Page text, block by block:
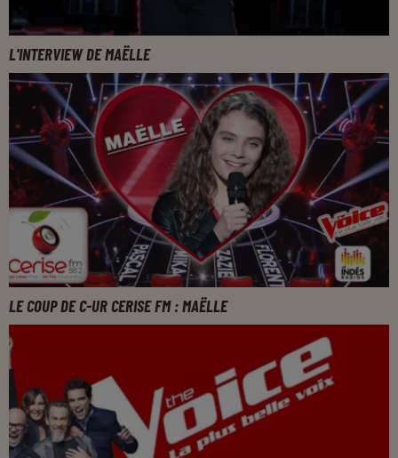
L'INTERVIEW DE MAËLLE
LE COUP DE C-UR CERISE FM : MAËLLE